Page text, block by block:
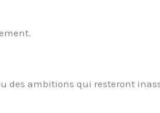
des ambitions qui resteront